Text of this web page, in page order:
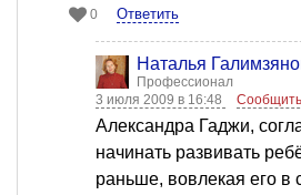
0 Ответить
Наталья
Профессионал
3 июля 2009 в 16:48
Александра Гаджи,
начинать развивать
раньше, вовлекая его в